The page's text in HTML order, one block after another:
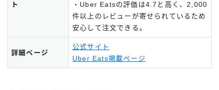
ト
・Uber Eatsの評価は4.7と高く、2,000
件以上のレビューが寄せられているため
安心して注文できる。
詳細ページ
公式サイト
Uber Eats掲載ページ